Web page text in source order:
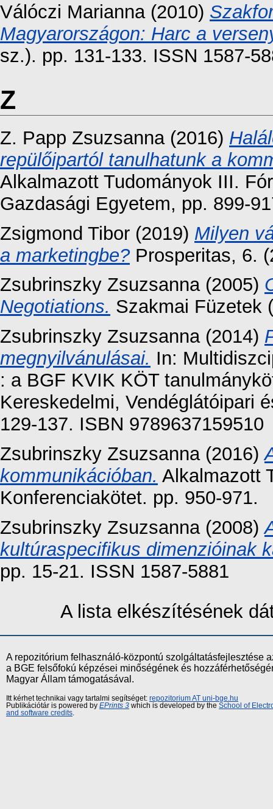
Válóczi Marianna(2010)
Magyarországon: Harc a
sz.). pp. 131-133. ISSN 1587-
Z
Z. Papp Zsuzsanna(2016)
repülőipartól tanulhatunk a
Alkalmazott Tudományok III.
Gazdasági Egyetem, pp. 899-
Zsigmond Tibor (2019) Milyen
a marketingbe?Prosperitas, 6.
Zsubrinszky Zsuzsanna(2005)
Negotiations. Szakmai Füzetek
Zsubrinszky Zsuzsanna(2014)
megnyilvánulásai. In:
: a BGF KVIK KÖT
Kereskedelmi, Vendéglátóipari
129-137. ISBN 9789637159510
Zsubrinszky Zsuzsanna(2016)
kommunikációban. Alkalmazott
Konferenciakötet. pp. 950-971.
Zsubrinszky Zsuzsanna(2008)
kultúraspecifikus dimenzióinak
pp. 15-21. ISSN 1587-5881
A lista elkészítésének
A repozitórium felhasználó-központú szolgáltatásfejlesztése
a BGE felsőfokú képzései minőségének és
Magyar Állam támogatásával.
Itt kérhet technikai vagy tartalmi segítséget: repozitorium AT uni-bge.hu
Publikációtár is powered by EPrints 3 which is developed by the School of
and software credits